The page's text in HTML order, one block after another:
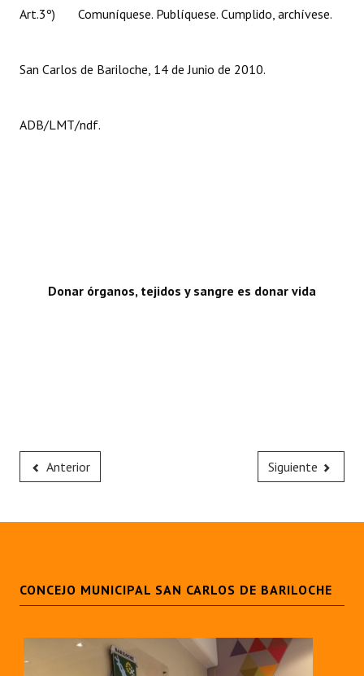
Art.3º) Comuníquese. Publíquese. Cumplido, archívese.
San Carlos de Bariloche, 14 de Junio de 2010.
ADB/LMT/ndf.
Donar órganos, tejidos y sangre es donar vida
Anterior Siguiente
CONCEJO MUNICIPAL SAN CARLOS DE BARILOCHE